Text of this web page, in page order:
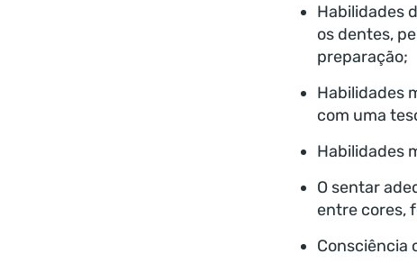
Habilidades
os dentes,
preparação;
Habilidades
com uma
Habilidades
O sentar
entre cores,
Consciência